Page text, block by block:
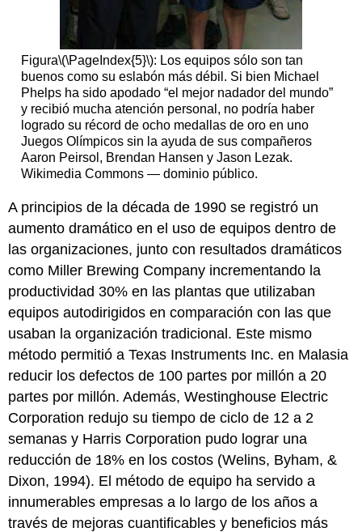
Figura\(\PageIndex{5}\): Los equipos sólo son tan
buenos como su eslabón más débil. Si bien Michael
Phelps ha sido apodado “el mejor nadador del mundo”
y recibió mucha atención personal, no podría haber
logrado su récord de ocho medallas de oro en uno
Juegos Olímpicos sin la ayuda de sus compañeros
Aaron Peirsol, Brendan Hansen y Jason Lezak.
Wikimedia Commons — dominio público.
A principios de la década de 1990 se registró un
aumento dramático en el uso de equipos dentro de
las organizaciones, junto con resultados dramáticos
como Miller Brewing Company incrementando la
productividad 30% en las plantas que utilizaban
equipos autodirigidos en comparación con las que
usaban la organización tradicional. Este mismo
método permitió a Texas Instruments Inc. en Malasia
reducir los defectos de 100 partes por millón a 20
partes por millón. Además, Westinghouse Electric
Corporation redujo su tiempo de ciclo de 12 a 2
semanas y Harris Corporation pudo lograr una
reducción de 18% en los costos (Welins, Byham, &
Dixon, 1994). El método de equipo ha servido a
innumerables empresas a lo largo de los años a
través de mejoras cuantificables y beneficios más